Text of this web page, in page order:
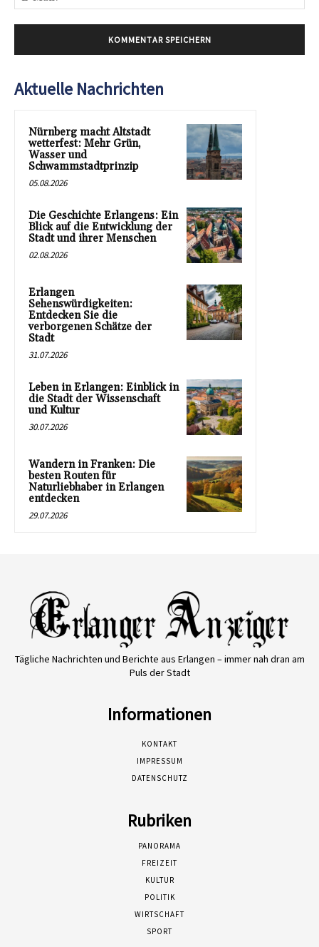
Aktuelle Nachrichten
Nürnberg macht Altstadt
wetterfest: Mehr Grün,
Wasser und
Schwammstadtprinzip
05.08.2026
Die Geschichte Erlangens: Ein
Blick auf die Entwicklung der
Stadt und ihrer Menschen
02.08.2026
Erlangen
Sehenswürdigkeiten:
Entdecken Sie die
verborgenen Schätze der
Stadt
31.07.2026
Leben in Erlangen: Einblick in
die Stadt der Wissenschaft
und Kultur
30.07.2026
Wandern in Franken: Die
besten Routen für
Naturliebhaber in Erlangen
entdecken
29.07.2026
Tägliche Nachrichten und Berichte aus Erlangen – immer nah dran am
Puls der Stadt
Informationen
KONTAKT
IMPRESSUM
DATENSCHUTZ
Rubriken
PANORAMA
FREIZEIT
KULTUR
POLITIK
WIRTSCHAFT
SPORT